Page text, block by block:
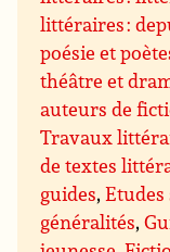
littéraires :
poésie et
théâtre et
auteurs de
Travaux
de textes
guides,
généralités,